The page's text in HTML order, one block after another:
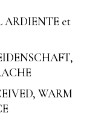
ARDIENTE et
WARM